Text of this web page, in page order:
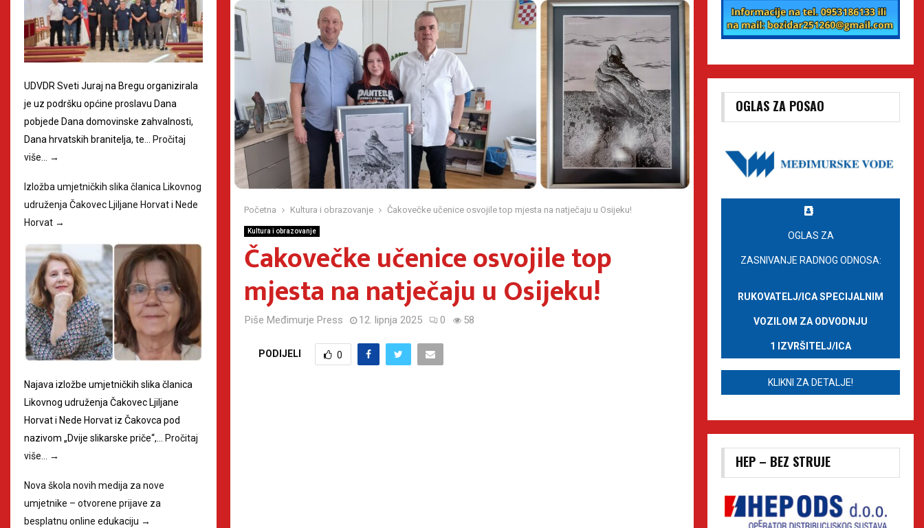
Početna Kultura i obrazovanje Čakovečke učenice osvojile top mjesta na natječaju u Osijeku!
Kultura i obrazovanje
Čakovečke učenice osvojile top
mjesta na natječaju u Osijeku!
Piše Međimurje Press 12. lipnja 2025 0 58
PODIJELI 0
UDVDR Sveti Juraj na Bregu organizirala
je uz podršku općine proslavu Dana
pobjede Dana domovinske zahvalnosti,
Dana hrvatskih branitelja, te…
Pročitaj
više…
→
Izložba umjetničkih slika članica Likovnog
udruženja Čakovec Ljiljane Horvat i Nede
Horvat →
Najava izložbe umjetničkih slika članica
Likovnog udruženja Čakovec Ljiljane
Horvat i Nede Horvat iz Čakovca pod
nazivom „Dvije slikarske priče“,… Pročitaj
više… →
Nova škola novih medija za nove
umjetnike – otvorene prijave za
besplatnu online edukaciju →
OGLAS ZA POSAO
OGLAS ZA
ZASNIVANJE RADNOG ODNOSA:
RUKOVATELJ/ICA SPECIJALNIM
VOZILOM ZA ODVODNJU
1 IZVRŠITELJ/ICA
KLIKNI ZA DETALJE!
HEP – BEZ STRUJE